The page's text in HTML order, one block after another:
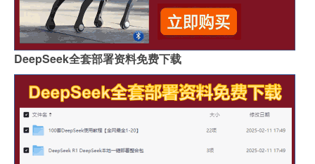
DeepSeek全套部署资料免费下载